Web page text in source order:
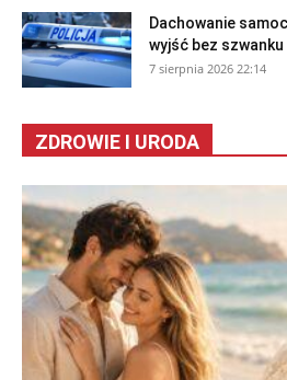
Dachowanie
wyjść bez szwanku
7 sierpnia 2026 22:14
ZDROWIE I URODA